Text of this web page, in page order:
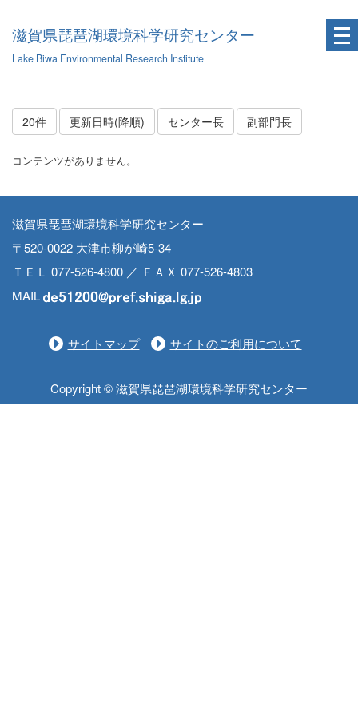
滋賀県琵琶湖環境科学研究センター
Lake Biwa Environmental Research Institute
20件 更新日時(降順) センター長 副部門長
コンテンツがありません。
滋賀県琵琶湖環境科学研究センター
〒520-0022 大津市柳が崎5-34
ＴＥＬ 077-526-4800 ／ ＦＡＸ 077-526-4803
MAIL
サイトマップ サイトのご利用について
Copyright © 滋賀県琵琶湖環境科学研究センター